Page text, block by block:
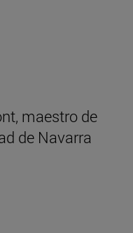
maestro de
de Navarra